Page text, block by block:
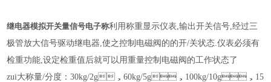
继电器模拟开关量信号电子称利用称重显示仪表,输出开关信号,经过三
极管放大信号驱动继电器,使之控制电磁阀的的开/关状态.仪表必须有
检重功能,设定检重值后就可以用重量控制电磁阀的工作状态了
zui大称量/分度：30kg/2g，60kg/5g， 100kg/10g， 15